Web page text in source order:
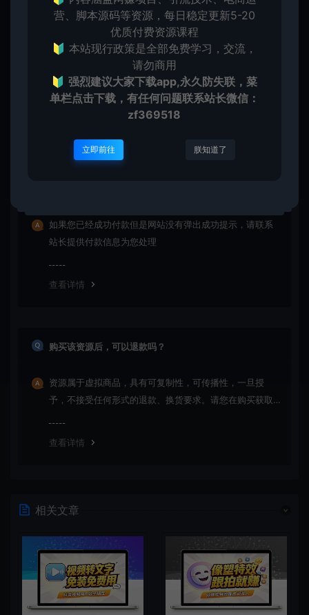
提示下载完但解压或打开不了？
最常见的情况是下载不完整: 可对比下载完的压缩包与网盘
上的容量，若小于网盘提示的容量则是这个原因。这是浏
览器下载的bug！如确认无误，可以联系在线客服。
如果您已经成功付款但是网站没有弹出成功提示，请联系
站长提供付款信息为您处理
查看详情
购买该资源后，可以退款吗？
资源属于虚拟商品，具有可复制性，可传播性，一旦授
予，不接受任何形式的退款、换货要求。请您在购买获取
查看详情
相关文章
营、脚本源码等资源，每日稳定更新5-20
优质付费资源课程
🔰 本站现行政策是全部免费学习，交流，
请勿商用
🔰强烈建议大家下载app,永久防失联，菜
单栏点击下载，有任何问题联系站长微信：
zf369518
立即前往 朕知道了